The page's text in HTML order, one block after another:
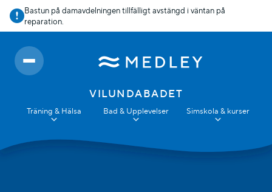
Bastun på damavdelningen tillfälligt avstängd i väntan på
reparation.
VILUNDABADET
Träning & Hälsa Bad & Upplevelser Simskola & kurser